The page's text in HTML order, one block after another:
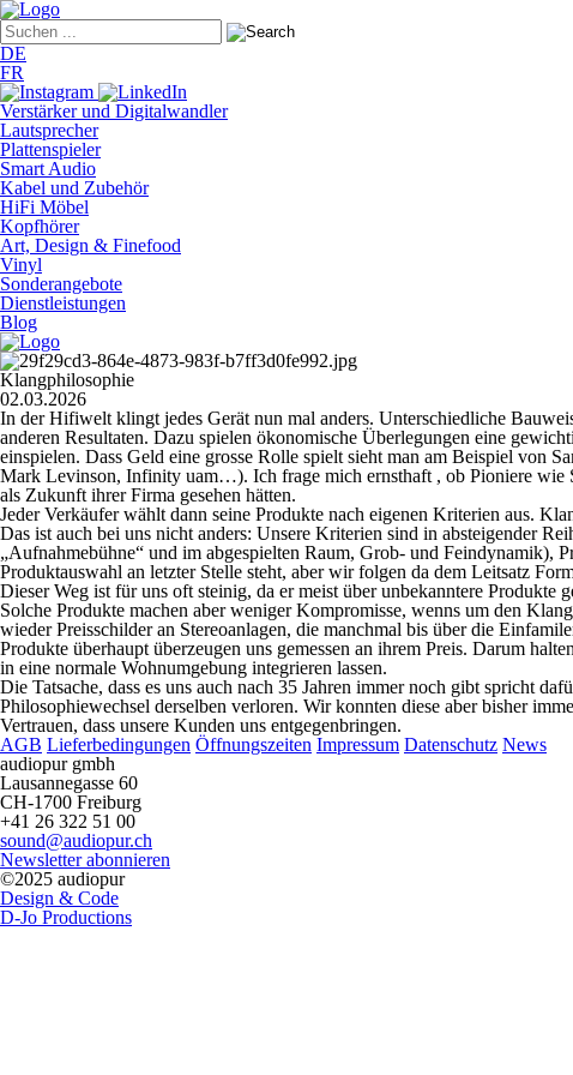
DE
FR
Verstärker und Digitalwandler
Lautsprecher
Plattenspieler
Smart Audio
Kabel und Zubehör
HiFi Möbel
Kopfhörer
Art, Design & Finefood
Vinyl
Sonderangebote
Dienstleistungen
Blog
Klangphilosophie
02.03.2026
In der Hifiwelt klingt jedes Gerät nun mal anders. Unterschiedliche
anderen Resultaten. Dazu spielen ökonomische Überlegungen eine
einspielen. Dass Geld eine grosse Rolle spielt sieht man am Beispiel von
Mark Levinson, Infinity uam…). Ich frage mich ernsthaft , ob Pioniere wie
als Zukunft ihrer Firma gesehen hätten.
Jeder Verkäufer wählt dann seine Produkte nach eigenen Kriterien aus.
Das ist auch bei uns nicht anders: Unsere Kriterien sind in absteigender
„Aufnahmebühne“ und im abgespielten Raum, Grob- und Feindynamik),
Produktauswahl an letzter Stelle steht, aber wir folgen da dem Leitsatz
Dieser Weg ist für uns oft steinig, da er meist über unbekanntere Produkte
Solche Produkte machen aber weniger Kompromisse, wenns um den
wieder Preisschilder an Stereoanlagen, die manchmal bis über die
Produkte überhaupt überzeugen uns gemessen an ihrem Preis. Darum
in eine normale Wohnumgebung integrieren lassen.
Die Tatsache, dass es uns auch nach 35 Jahren immer noch gibt spricht
Philosophiewechsel derselben verloren. Wir konnten diese aber bisher
Vertrauen, dass unsere Kunden uns entgegenbringen.
AGB Lieferbedingungen Öffnungszeiten Impressum Datenschutz News
audiopur gmbh
Lausannegasse 60
CH-1700 Freiburg
+41 26 322 51 00
sound@audiopur.ch
Newsletter abonnieren
©2025 audiopur
Design & Code
D-Jo Productions